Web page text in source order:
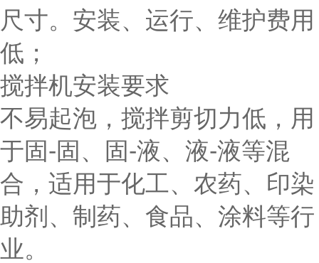
尺寸。安装、运行、维护费用
低；
搅拌机安装要求
不易起泡，搅拌剪切力低，用
于固-固、固-液、液-液等混
合，适用于化工、农药、印染
助剂、制药、食品、涂料等行
业。